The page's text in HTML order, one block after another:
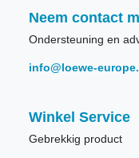
Neem contact
Ondersteuning en
info@loewe-
Winkel Service
Gebrekkig product